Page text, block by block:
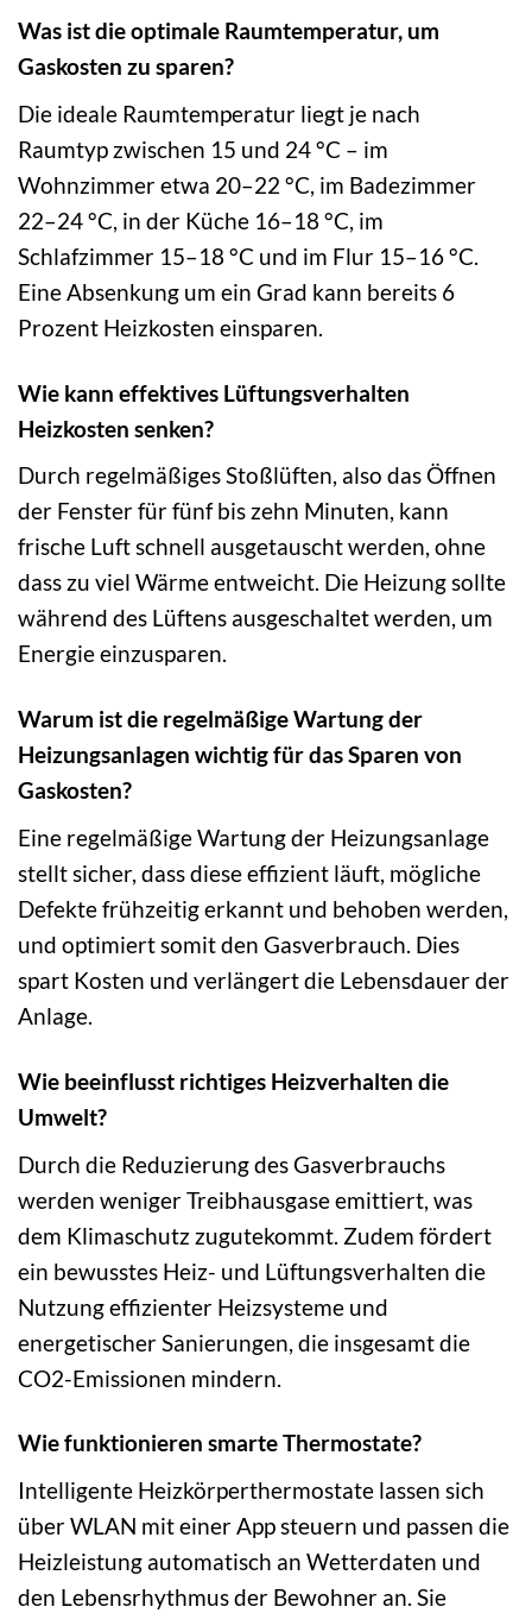
Was ist die optimale Raumtemperatur, um
Gaskosten zu sparen?
Die ideale Raumtemperatur liegt je nach
Raumtyp zwischen 15 und 24 °C – im
Wohnzimmer etwa 20–22 °C, im Badezimmer
22–24 °C, in der Küche 16–18 °C, im
Schlafzimmer 15–18 °C und im Flur 15–16 °C.
Eine Absenkung um ein Grad kann bereits 6
Prozent Heizkosten einsparen.
Wie kann effektives Lüftungsverhalten
Heizkosten senken?
Durch regelmäßiges Stoßlüften, also das Öffnen
der Fenster für fünf bis zehn Minuten, kann
frische Luft schnell ausgetauscht werden, ohne
dass zu viel Wärme entweicht. Die Heizung sollte
während des Lüftens ausgeschaltet werden, um
Energie einzusparen.
Warum ist die regelmäßige Wartung der
Heizungsanlagen wichtig für das Sparen von
Gaskosten?
Eine regelmäßige Wartung der Heizungsanlage
stellt sicher, dass diese effizient läuft, mögliche
Defekte frühzeitig erkannt und behoben werden,
und optimiert somit den Gasverbrauch. Dies
spart Kosten und verlängert die Lebensdauer der
Anlage.
Wie beeinflusst richtiges Heizverhalten die
Umwelt?
Durch die Reduzierung des Gasverbrauchs
werden weniger Treibhausgase emittiert, was
dem Klimaschutz zugutekommt. Zudem fördert
ein bewusstes Heiz- und Lüftungsverhalten die
Nutzung effizienter Heizsysteme und
energetischer Sanierungen, die insgesamt die
CO2-Emissionen mindern.
Wie funktionieren smarte Thermostate?
Intelligente Heizkörperthermostate lassen sich
über WLAN mit einer App steuern und passen die
Heizleistung automatisch an Wetterdaten und
den Lebensrhythmus der Bewohner an. Sie